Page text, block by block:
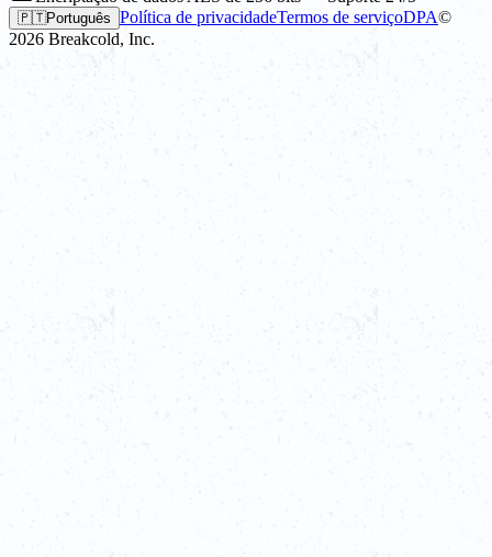
🇵🇹Português Política de privacidadeTermos de serviçoDPA©
2026 Breakcold, Inc.